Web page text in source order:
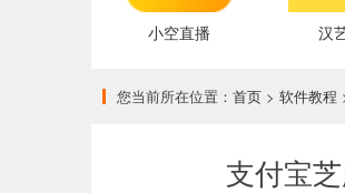
小空直播 汉
您当前所在位置： 首页 > 软件教程
支付宝